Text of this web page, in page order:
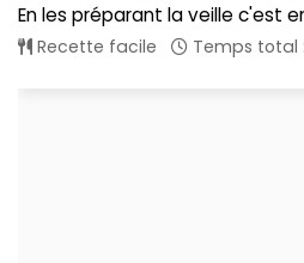
En les préparant la veille c'est
Recette facile Temps total